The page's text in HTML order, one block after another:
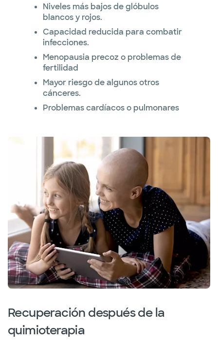
Niveles más bajos de glóbulos
blancos y rojos.
Capacidad reducida para combatir
infecciones.
Menopausia precoz o problemas de
fertilidad
Mayor riesgo de algunos otros
cánceres.
Problemas cardíacos o pulmonares
Recuperación después de la
quimioterapia